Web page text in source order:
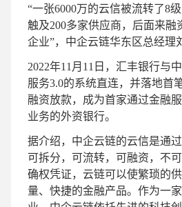
“一张6000万的云信被流转了8
触及200多家供应商，后面来融
企业”，中企云链华东区总经理
2022年11月11日，汇丰银行与
服务3.0的系统直连，并落地首
融资放款，成为首家通过金融
业务的外资银行。
据介绍，中企云链的云信是通
可拆分，可流转，可融资，不
确权凭证，云链可以使繁琐的
量、快捷的金融产品。作为一